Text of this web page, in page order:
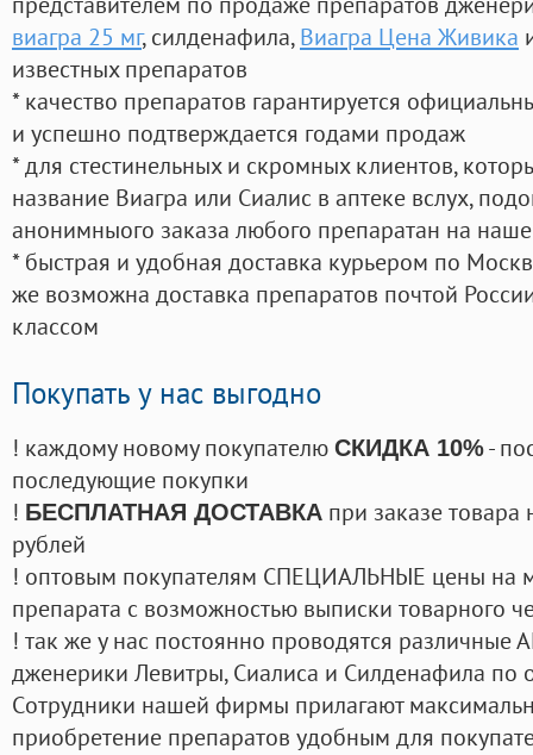
виагра 25 мг, силденафила, Виагра Цена Живика
известных препаратов
* качество препаратов гарантируется
и успешно подтверждается годами продаж
* для стестинельных и скромных клиентов,
название Виагра или Сиалис в аптеке вслух,
анонимныого заказа любого препаратан на
* быстрая и удобная доставка курьером по
же возможна доставка препаратов почтой
классом
Покупать у нас выгодно
! каждому новому покупателю СКИДКА 10%-
последующие покупки
! БЕСПЛАТНАЯ ДОСТАВКА при заказе
рублей
! оптовым покупателям СПЕЦИАЛЬНЫЕ цены на
препарата с возможностью выписки товарного
! так же у нас постоянно проводятся
дженерики Левитры, Сиалиса и Силденафила по
Cотрудники нашей фирмы прилагают
приобретение препаратов удобным для